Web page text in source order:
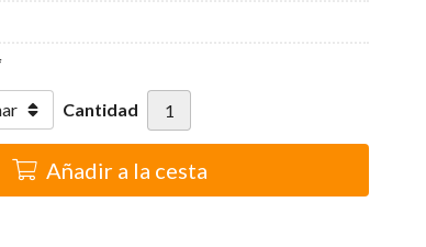
Cantidad
Añadir a la cesta